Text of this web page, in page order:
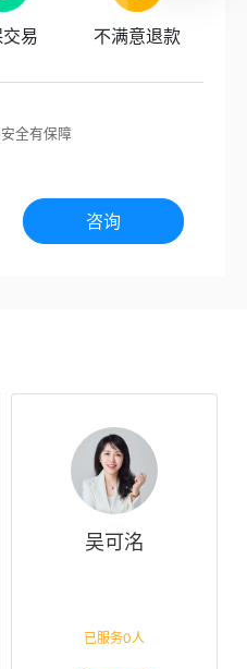
易 不满意退款
全有保障
咨询
吴可洺
已服务0人